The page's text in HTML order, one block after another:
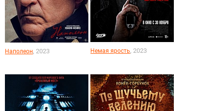
Наполеон, 2023 Немая ярость, 2023